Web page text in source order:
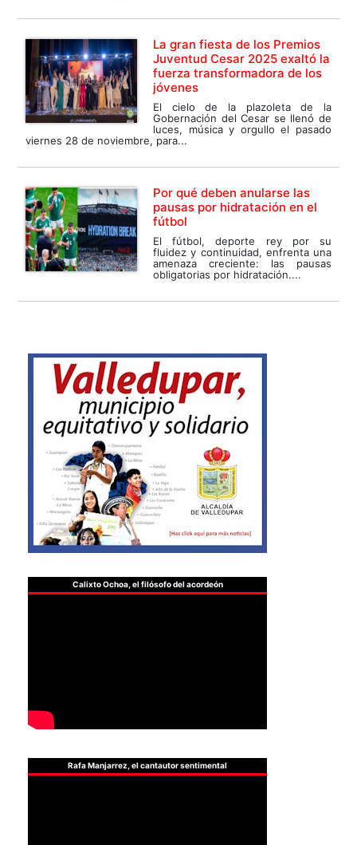
La gran fiesta de los Premios
Juventud Cesar 2025 exaltó la
fuerza transformadora de los
jóvenes
El cielo de la plazoleta de la
Gobernación del Cesar se llenó de
luces, música y orgullo el pasado
viernes 28 de noviembre, para...
Por qué deben anularse las
pausas por hidratación en el
fútbol
El fútbol, deporte rey por su
fluidez y continuidad, enfrenta una
amenaza creciente: las pausas
obligatorias por hidratación....
Calixto Ochoa, el filósofo del acordeón
Rafa Manjarrez, el cantautor sentimental